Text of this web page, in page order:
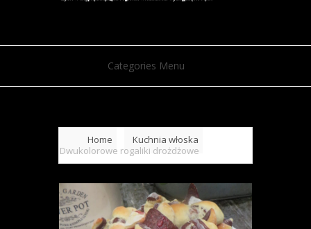
Categories Menu
Home
Kuchnia włoska
Dwukolorowe rogaliki drożdżowe